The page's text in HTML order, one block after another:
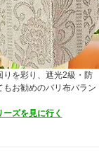
りを彩り、遮光2級・防
お勧めのバリ布バラン
ズを見に行く